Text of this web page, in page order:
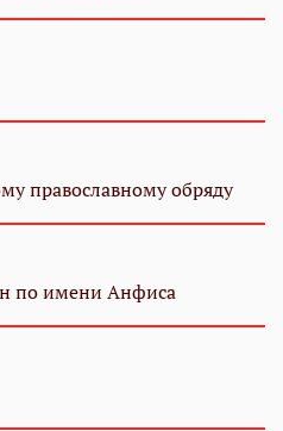
православному обряду
по имени Анфиса